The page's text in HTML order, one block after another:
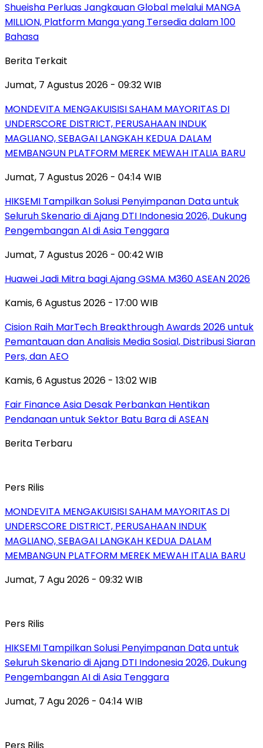
Shueisha Perluas Jangkauan Global melalui MANGA
MILLION, Platform Manga yang Tersedia dalam 100
Bahasa
Berita Terkait
Jumat, 7 Agustus 2026 - 09:32 WIB
MONDEVITA MENGAKUISISI SAHAM MAYORITAS DI
UNDERSCORE DISTRICT, PERUSAHAAN INDUK
MAGLIANO, SEBAGAI LANGKAH KEDUA DALAM
MEMBANGUN PLATFORM MEREK MEWAH ITALIA BARU
Jumat, 7 Agustus 2026 - 04:14 WIB
HIKSEMI Tampilkan Solusi Penyimpanan Data untuk
Seluruh Skenario di Ajang DTI Indonesia 2026, Dukung
Pengembangan AI di Asia Tenggara
Jumat, 7 Agustus 2026 - 00:42 WIB
Huawei Jadi Mitra bagi Ajang GSMA M360 ASEAN 2026
Kamis, 6 Agustus 2026 - 17:00 WIB
Cision Raih MarTech Breakthrough Awards 2026 untuk
Pemantauan dan Analisis Media Sosial, Distribusi Siaran
Pers, dan AEO
Kamis, 6 Agustus 2026 - 13:02 WIB
Fair Finance Asia Desak Perbankan Hentikan
Pendanaan untuk Sektor Batu Bara di ASEAN
Berita Terbaru
Pers Rilis
MONDEVITA MENGAKUISISI SAHAM MAYORITAS DI
UNDERSCORE DISTRICT, PERUSAHAAN INDUK
MAGLIANO, SEBAGAI LANGKAH KEDUA DALAM
MEMBANGUN PLATFORM MEREK MEWAH ITALIA BARU
Jumat, 7 Agu 2026 - 09:32 WIB
Pers Rilis
HIKSEMI Tampilkan Solusi Penyimpanan Data untuk
Seluruh Skenario di Ajang DTI Indonesia 2026, Dukung
Pengembangan AI di Asia Tenggara
Jumat, 7 Agu 2026 - 04:14 WIB